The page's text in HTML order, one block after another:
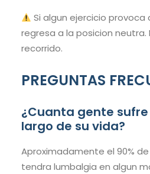
Si algun ejercicio
regresa a la posicion neutra.
recorrido.
PREGUNTAS
¿Cuanta gente
largo de su vida?
Aproximadamente el 90%
tendra lumbalgia en algun